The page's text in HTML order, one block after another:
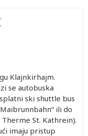
Klajnkirhajm.
se autobuska
ski shuttle bus
ili do
St. Kathrein).
imaju pristup